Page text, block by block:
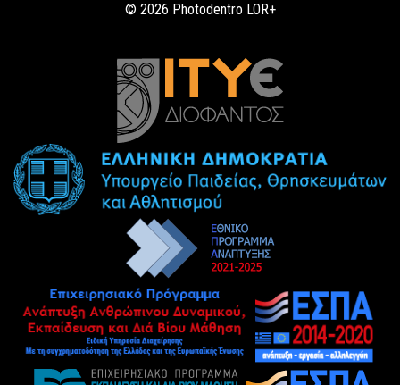
© 2026 Photodentro LOR+